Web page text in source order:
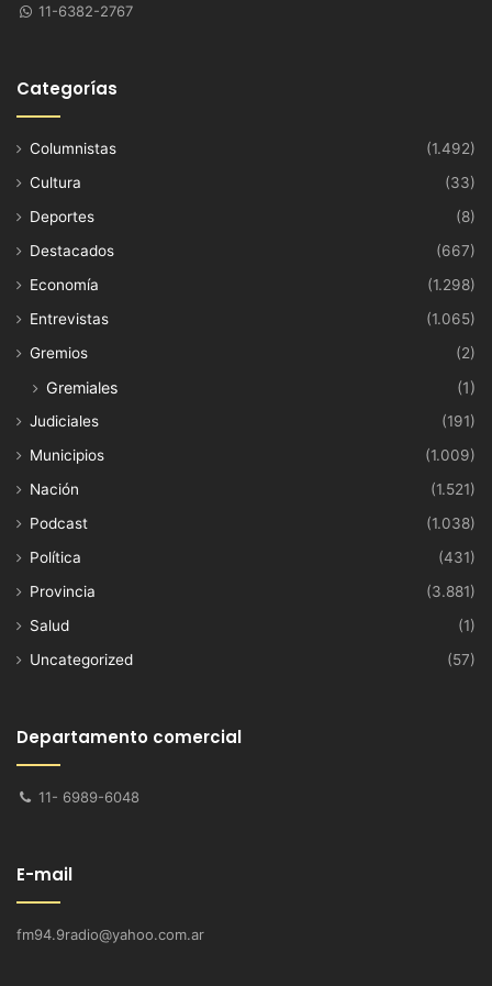
11-6382-2767
Categorías
Columnistas
(1.492)
Cultura
(33)
Deportes
(8)
Destacados
(667)
Economía
(1.298)
Entrevistas
(1.065)
Gremios
(2)
Gremiales (1)
Judiciales
(191)
Municipios
(1.009)
Nación
(1.521)
Podcast
(1.038)
Política
(431)
Provincia
(3.881)
Salud
(1)
Uncategorized
(57)
Departamento comercial
11- 6989-6048
E-mail
fm94.9radio@yahoo.com.ar